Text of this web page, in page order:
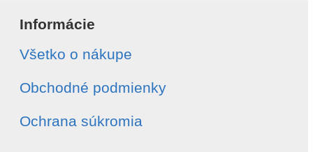
Informácie
Všetko o nákupe
Obchodné podmienky
Ochrana súkromia